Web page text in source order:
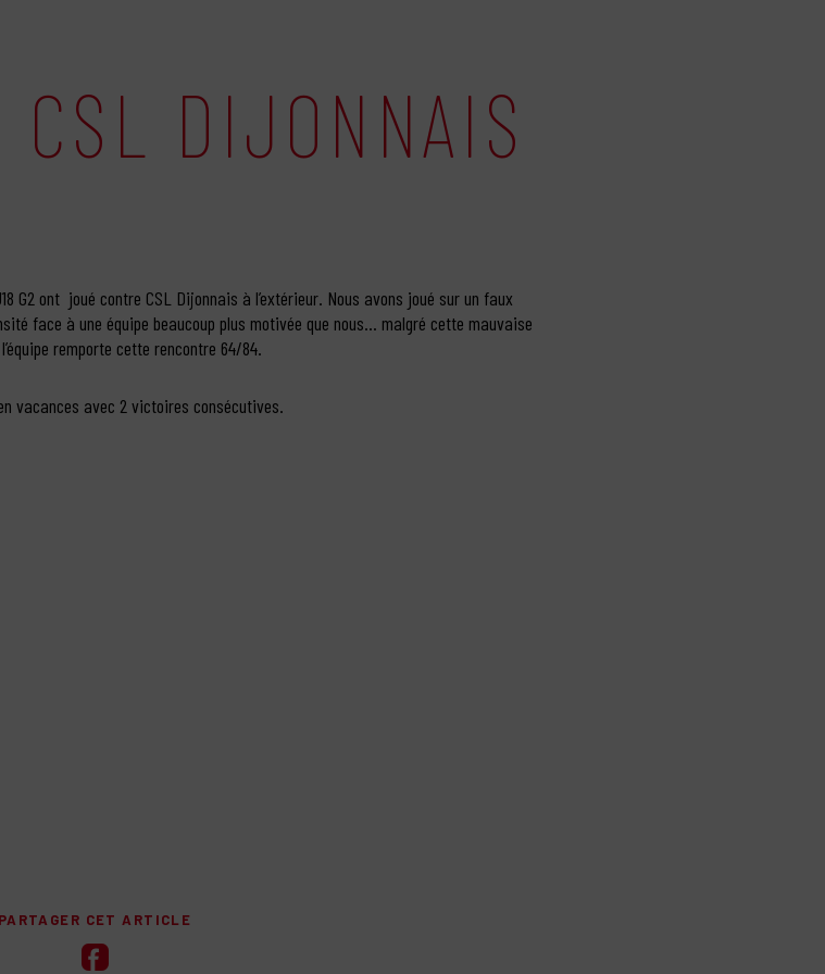
DIJONNAIS
G2 ont joué contre CSL Dijonnais à l’extérieur. Nous avons joué sur un faux
face à une équipe beaucoup plus motivée que nous… malgré cette mauvaise
remporte cette rencontre 64/84.
vacances avec 2 victoires consécutives.
PARTAGER CET ARTICLE